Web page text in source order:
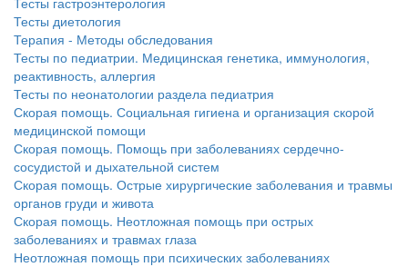
Тесты диетология
Терапия - Методы обследования
Тесты по педиатрии. Медицинская генетика, иммунология,
реактивность, аллергия
Тесты по неонатологии раздела педиатрия
Скорая помощь. Социальная гигиена и организация скорой
медицинской помощи
Скорая помощь. Помощь при заболеваниях сердечно-
сосудистой и дыхательной систем
Скорая помощь. Острые хирургические заболевания и травмы
органов груди и живота
Скорая помощь. Неотложная помощь при острых
заболеваниях и травмах глаза
Неотложная помощь при психических заболеваниях